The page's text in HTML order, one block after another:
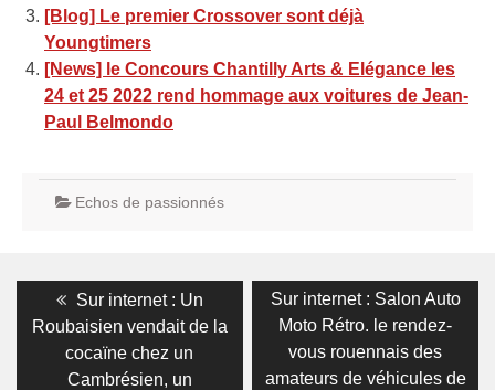
[Blog] Le premier Crossover sont déjà
Youngtimers
[News] le Concours Chantilly Arts & Elégance les
24 et 25 2022 rend hommage aux voitures de Jean-
Paul Belmondo
Echos de passionnés
Navigation
de
l’article
Previous
post:
Sur internet : Un
Roubaisien vendait de la
cocaïne chez un
Cambrésien, un
Next
post:
Sur internet : Salon Auto
Moto Rétro. le rendez-
vous rouennais des
amateurs de véhicules de